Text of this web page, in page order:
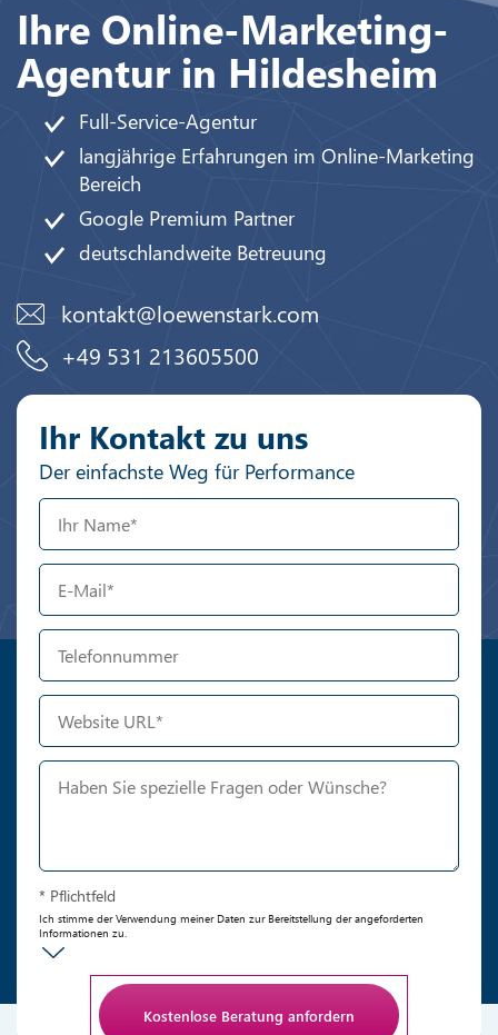
Ihre Online-Marketing-
Agentur in Hildesheim
Full-Service-Agentur
langjährige Erfahrungen im Online-Marketing
Bereich
Google Premium Partner
deutschlandweite Betreuung
kontakt@loewenstark.com
+49 531 213605500
Ihr Kontakt zu uns
Der einfachste Weg für Performance
* Pflichtfeld
Ich stimme der Verwendung meiner Daten zur Bereitstellung der angeforderten
Informationen zu.